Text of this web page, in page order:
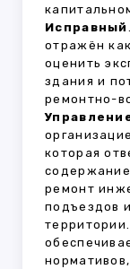
Исправный
отражён
оценить
здания и
ремонтно-
которая
ремонт
подъездов